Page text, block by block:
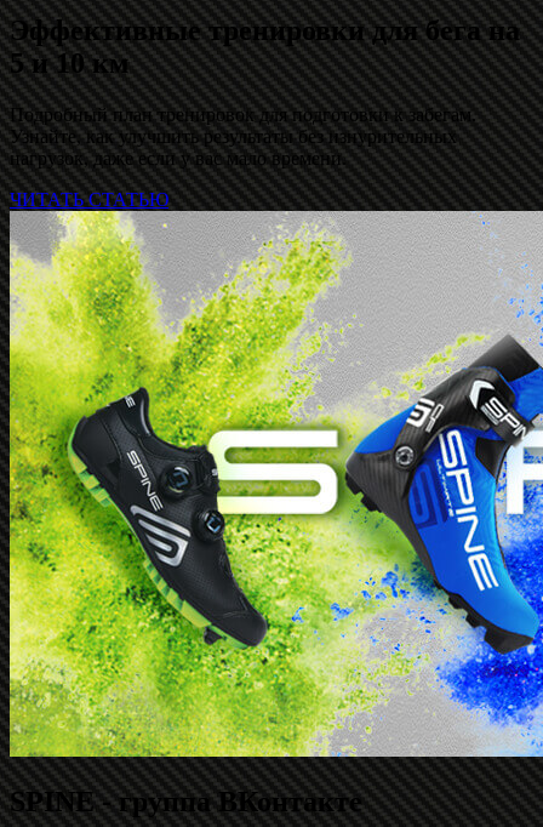
Эффективные тренировки для бега на
5 и 10 км
Подробный план тренировок для подготовки к забегам.
Узнайте, как улучшить результаты без изнурительных
нагрузок, даже если у вас мало времени.
ЧИТАТЬ СТАТЬЮ
SPINE - группа ВКонтакте